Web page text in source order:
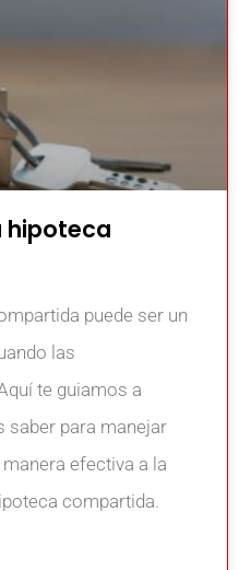
hipoteca
puede ser un
las
te guiamos a
saber para manejar
efectiva a la
compartida.